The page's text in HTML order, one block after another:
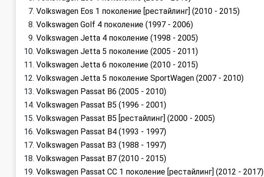
Volkswagen Eos 1 поколение [рестайлинг] (2010 - 2015)
Volkswagen Golf 4 поколение (1997 - 2006)
Volkswagen Jetta 4 поколение (1998 - 2005)
Volkswagen Jetta 5 поколение (2005 - 2011)
Volkswagen Jetta 6 поколение (2010 - 2015)
Volkswagen Jetta 5 поколение SportWagen (2007 - 2010)
Volkswagen Passat B6 (2005 - 2010)
Volkswagen Passat B5 (1996 - 2001)
Volkswagen Passat B5 [рестайлинг] (2000 - 2005)
Volkswagen Passat B4 (1993 - 1997)
Volkswagen Passat B3 (1988 - 1997)
Volkswagen Passat B7 (2010 - 2015)
Volkswagen Passat CC 1 поколение [рестайлинг] (2012 - 2017)